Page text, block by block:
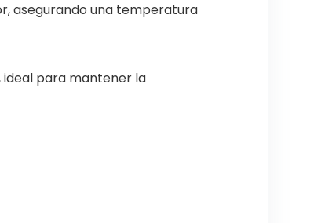
asegurando una temperatura
ideal para mantener la